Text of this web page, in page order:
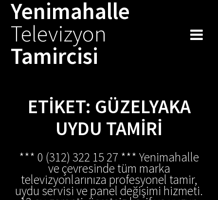
Skip
to
Yenimahalle
Televizyon
Tamircisi
ETIKET: GÜZELYAKA
UYDU TAMIRI
*** 0 (312) 322 15 27 *** Yenimahalle
ve çevresinde tüm marka
televizyonlarınıza profesyonel tamir,
uydu servisi ve panel değişimi hizmeti.